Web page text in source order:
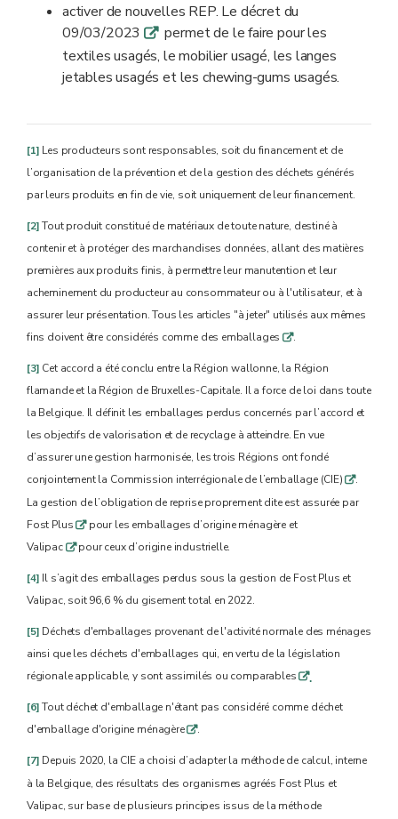
activer de nouvelles REP. Le décret du
09/03/2023qpermet de le faire pour les
textiles usagés, le mobilier usagé, les langes
jetables usagés et les chewing-gums usagés.
[1] Les producteurs sont responsables, soit du financement et de
l’organisation de la prévention et de la gestion des déchets générés
par leurs produits en fin de vie, soit uniquement de leur financement.
[2]Tout produit constitué de matériaux de toute nature, destiné à
contenir et à protéger des marchandises données, allant des matières
premières aux produits finis, à permettre leur manutention et leur
acheminement du producteur au consommateur ou à l'utilisateur, et à
assurer leur présentation. Tous les articles "à jeter" utilisés aux mêmes
fins doivent être considérés comme des emballagesq.
[3] Cet accord a été conclu entre la Région wallonne, la Région
flamande et la Région de Bruxelles-Capitale. Il a force de loi dans toute
la Belgique. Il définit les emballages perdus concernés par l’accord et
les objectifs de valorisation et de recyclage à atteindre. En vue
d’assurer une gestion harmonisée, les trois Régions ont fondé
conjointement la Commission interrégionale de l’emballage (CIE)q.
La gestion de l’obligation de reprise proprement dite est assurée par
Fost Plusqpour les emballages d’origine ménagère et
Valipac qpour ceux d’origine industrielle.
[4] Il s’agit des emballages perdus sous la gestion de Fost Plus et
Valipac, soit 96,6 % du gisement total en 2022.
[5] Déchets d'emballages provenant de l'activité normale des ménages
ainsi que les déchets d'emballages qui, en vertu de la législation
régionale applicable, y sont assimilés ou comparablesq.
[6]Tout déchet d'emballage n'étant pas considéré comme déchet
d'emballage d'origine ménagèreq.
[7] Depuis 2020, la CIE a choisi d’adapter la méthode de calcul, interne
à la Belgique, des résultats des organismes agréés Fost Plus et
Valipac, sur base de plusieurs principes issus de la méthode